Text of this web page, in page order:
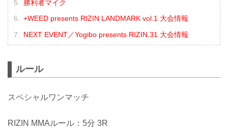
勝利者マイク
+WEED presents RIZIN LANDMARK vol.1 大会情報
NEXT EVENT／Yogibo presents RIZIN.31 大会情報
ルール
スペシャルワンマッチ
RIZIN MMAルール：5分 3R